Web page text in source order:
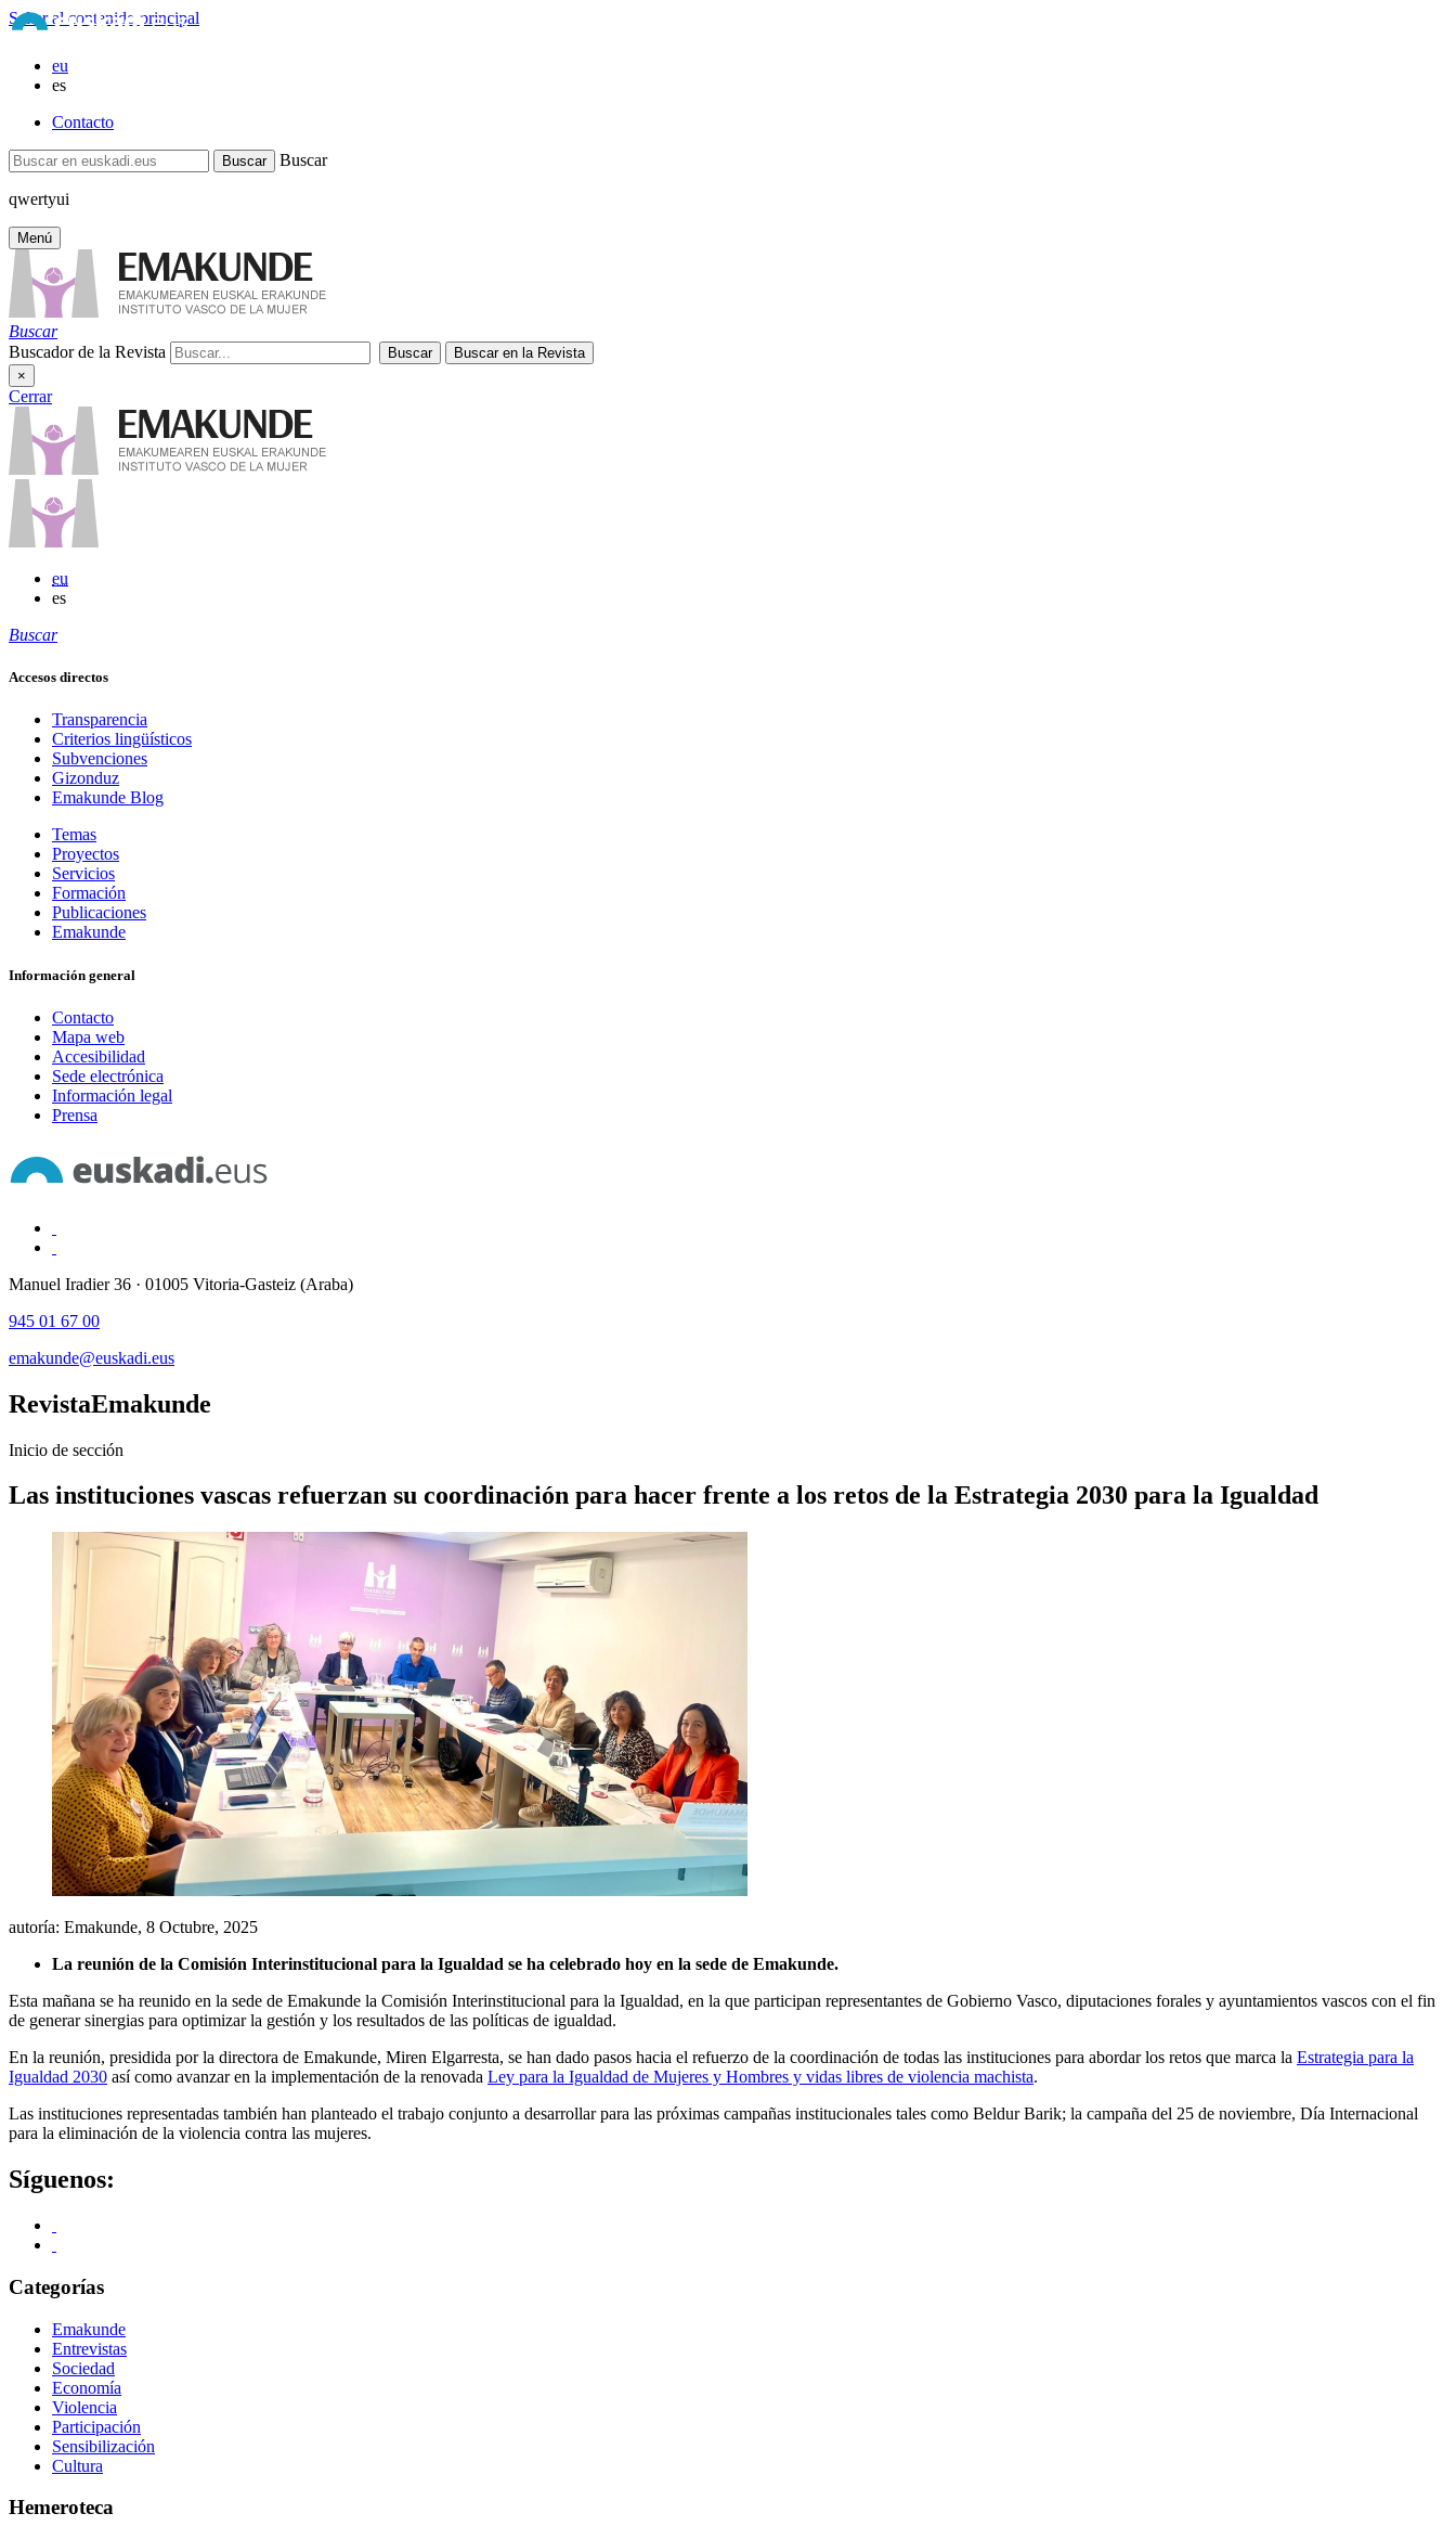
Saltar al contenido principal
eu
es
Contacto
Buscar
qwertyui
Menú
Buscar
Buscador de la Revista
×
Cerrar
eu
es
Buscar
Accesos directos
Transparencia
Criterios lingüísticos
Subvenciones
Gizonduz
Emakunde Blog
Temas
Proyectos
Servicios
Formación
Publicaciones
Emakunde
Información general
Contacto
Mapa web
Accesibilidad
Sede electrónica
Información legal
Prensa
Manuel Iradier 36 · 01005 Vitoria-Gasteiz (Araba)
945 01 67 00
emakunde@euskadi.eus
RevistaEmakunde
Inicio de sección
Las instituciones vascas refuerzan su coordinación para hacer frente a los retos de la Estrategia 2030 para la Igualdad
autoría: Emakunde, 8 Octubre, 2025
La reunión de la Comisión Interinstitucional para la Igualdad se ha celebrado hoy en la sede de Emakunde.
Esta mañana se ha reunido en la sede de Emakunde la Comisión Interinstitucional para la Igualdad, en la que participan representantes de Gobierno Vasco, diputaciones forales y ayuntamientos vascos con el fin
de generar sinergias para optimizar la gestión y los resultados de las políticas de igualdad.
En la reunión, presidida por la directora de Emakunde, Miren Elgarresta, se han dado pasos hacia el refuerzo de la coordinación de todas las instituciones para abordar los retos que marca la Estrategia para la
Igualdad 2030 así como avanzar en la implementación de la renovada Ley para la Igualdad de Mujeres y Hombres y vidas libres de violencia machista.
Las instituciones representadas también han planteado el trabajo conjunto a desarrollar para las próximas campañas institucionales tales como Beldur Barik; la campaña del 25 de noviembre, Día Internacional
para la eliminación de la violencia contra las mujeres.
Síguenos:
Categorías
Emakunde
Entrevistas
Sociedad
Economía
Violencia
Participación
Sensibilización
Cultura
Hemeroteca